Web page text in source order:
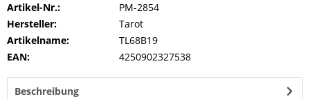
Artikel-Nr.:
PM-2854
Hersteller:
Tarot
Artikelname:
TL68B19
EAN:
4250902327538
Beschreibung